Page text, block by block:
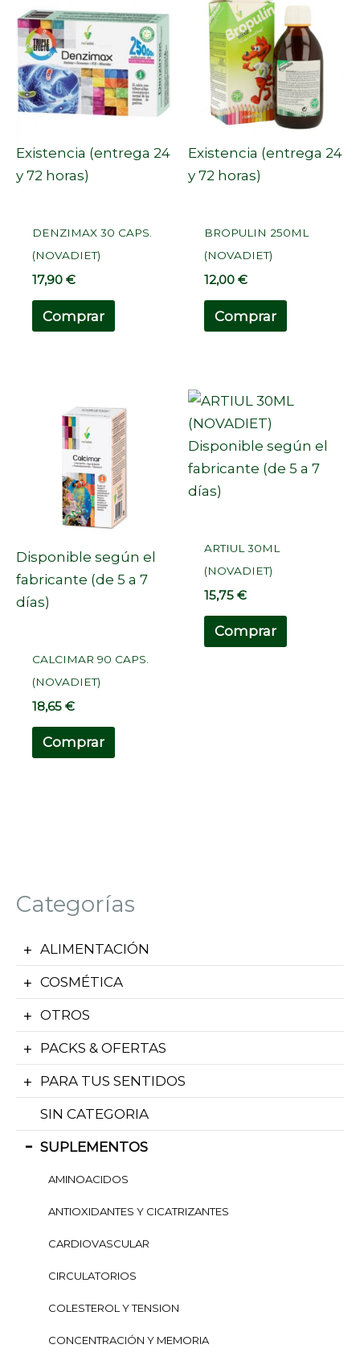
Categorías
ALIMENTACIÓN
COSMÉTICA
OTROS
PACKS & OFERTAS
PARA TUS SENTIDOS
SIN CATEGORIA
SUPLEMENTOS
AMINOACIDOS
ANTIOXIDANTES Y CICATRIZANTES
CARDIOVASCULAR
CIRCULATORIOS
COLESTEROL Y TENSION
CONCENTRACIÓN Y MEMORIA
Existencia (entrega 24
y 72 horas)
DENZIMAX 30 CAPS.
(NOVADIET)
17,90€
Comprar
Existencia (entrega 24
y 72 horas)
BROPULIN 250ML
(NOVADIET)
12,00€
Comprar
Disponible según el
fabricante (de 5 a 7
días)
CALCIMAR 90 CAPS.
(NOVADIET)
18,65€
Comprar
Disponible según el
fabricante (de 5 a 7
días)
ARTIUL 30ML
(NOVADIET)
15,75€
Comprar